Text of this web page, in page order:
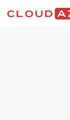
đến